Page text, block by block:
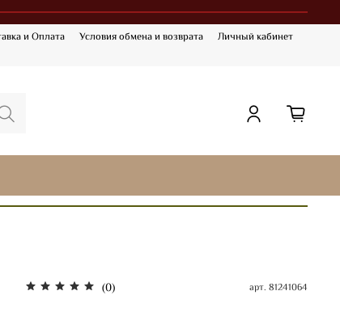
и Оплата Условия обмена и возврата Личный кабинет
(0) арт. 81241064